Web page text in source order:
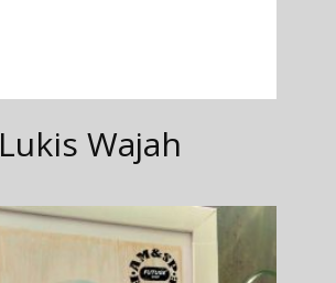
Lukis Wajah